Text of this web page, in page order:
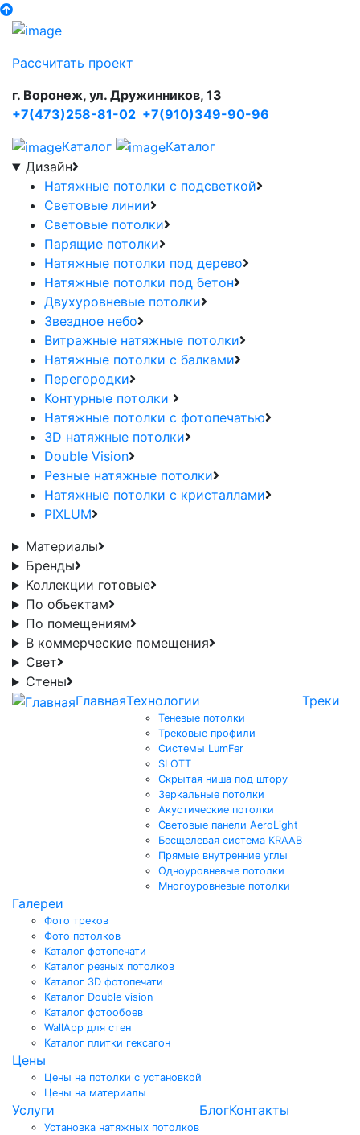
Рассчитать проект
г. Воронеж, ул. Дружинников, 13
+7(473)258-81-02 +7(910)349-90-96
Каталог
Каталог
Дизайн
Натяжные потолки с подсветкой
Световые линии
Световые потолки
Парящие потолки
Натяжные потолки под дерево
Натяжные потолки под бетон
Двухуровневые потолки
Звездное небо
Витражные натяжные потолки
Натяжные потолки с балками
Перегородки
Контурные потолки
Натяжные потолки с фотопечатью
3D натяжные потолки
Double Vision
Резные натяжные потолки
Натяжные потолки с кристаллами
PIXLUM
Материалы
Бренды
Коллекции готовые
По объектам
По помещениям
В коммерческие помещения
Свет
Стены
ГлавнаяТехнологии
Теневые потолки
Трековые профили
Системы LumFer
SLOTT
Скрытая ниша под штору
Зеркальные потолки
Акустические потолки
Световые панели AeroLight
Бесщелевая система KRAAB
Прямые внутренние углы
Одноуровневые потолки
Многоуровневые потолки
Треки
Галереи
Фото треков
Фото потолков
Каталог фотопечати
Каталог резных потолков
Каталог 3D фотопечати
Каталог Double vision
Каталог фотообоев
WallApp для стен
Каталог плитки гексагон
Цены
Цены на потолки с установкой
Цены на материалы
Услуги
Установка натяжных потолков
БлогКонтакты